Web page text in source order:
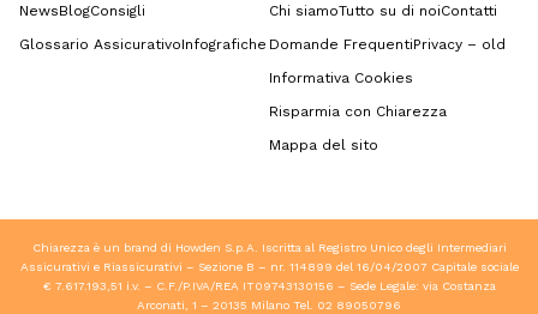
NewsBlogConsigli
Glossario AssicurativoInfografiche
Chi siamoTutto su di noiContatti
Domande FrequentiPrivacy – old
Informativa Cookies
Risparmia con Chiarezza
Mappa del sito
Chiarezza è un brand di Howden S.p.A. Iscritta al Registro Unico degli Intermediari
Assicurativi e Riassicurativi – Sezione B – nr. 114899 del 16/04/2007 Capitale sociale
€ 7.617.193,51 i.v. – C.F./P.IVA/REA IT09743130156 – Sede Legale: via Costanza
Arconati, 1 – 20135 Milano Tel. 02 89050796